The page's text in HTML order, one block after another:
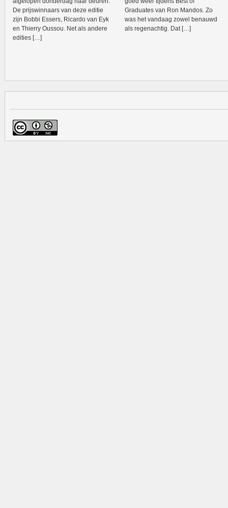
De prijswinnaars van deze editie
zijn Bobbi Essers, Ricardo van Eyk
en Thierry Oussou. Net als andere
edities […]
Graduates van Ron Mandos. Zo
was het vandaag zowel benauwd
als regenachtig. Dat […]